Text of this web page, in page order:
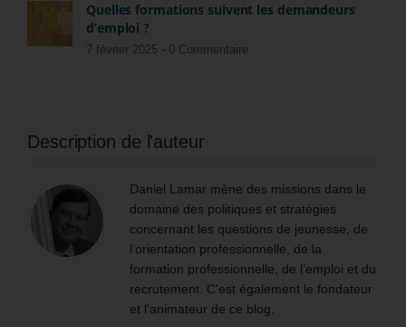
Quelles formations suivent les demandeurs
d’emploi ?
7 février 2025 - 0 Commentaire
Description de l'auteur
Daniel Lamar mène des missions dans le
domaine des politiques et stratégies
concernant les questions de jeunesse, de
l’orientation professionnelle, de la
formation professionnelle, de l’emploi et du
recrutement. C'est également le fondateur
et l'animateur de ce blog.